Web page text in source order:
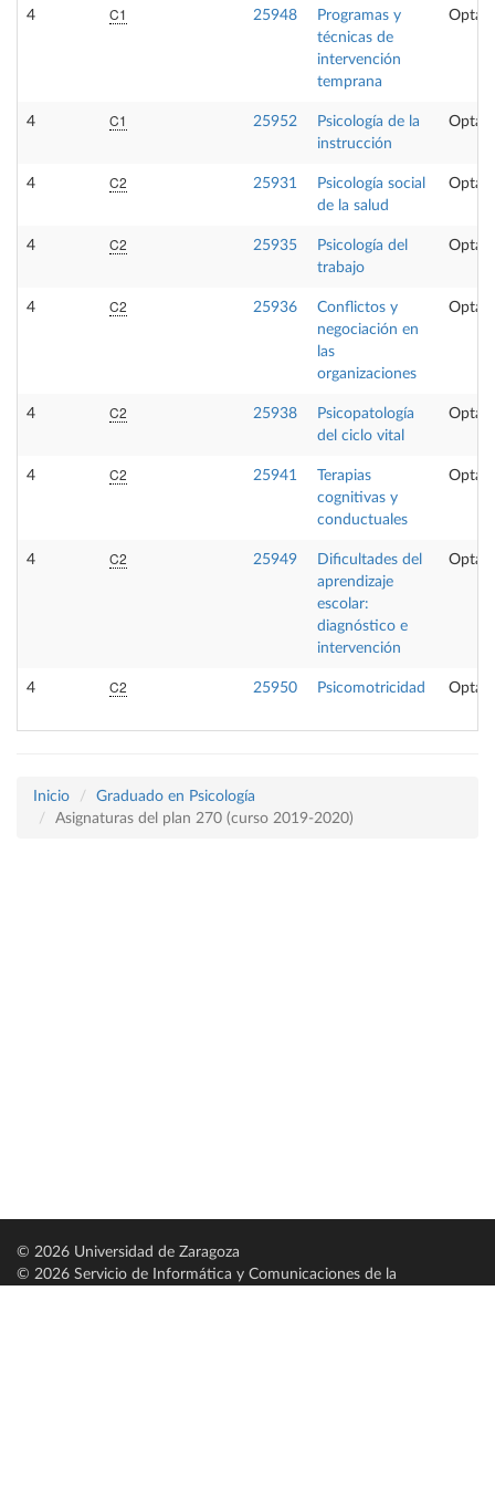
4 C1 25948
Programas y
técnicas de
intervención
temprana
4 C1 25952
Psicología de la
instrucción
4 C2 25931
Psicología social
de la salud
4 C2 25935
Psicología del
trabajo
4 C2 25936
Conflictos y
negociación en
las
organizaciones
4 C2 25938
Psicopatología
del ciclo vital
4 C2 25941
Terapias
cognitivas y
conductuales
4 C2 25949
Dificultades del
aprendizaje
escolar:
diagnóstico e
intervención
4 C2 25950 Psicomotricidad
Inicio
Graduado en Psicología
Asignaturas del plan 270 (curso 2019-2020)
© 2026 Universidad de Zaragoza
© 2026 Servicio de Informática y Comunicaciones de la